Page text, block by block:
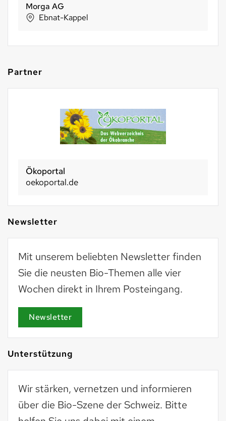
Alternative Bank Schweiz
Olten
Partner
Ökoportal
oekoportal.de
Newsletter
Mit unserem beliebten Newsletter finden
Sie die neusten Bio-Themen alle vier
Wochen direkt in Ihrem Posteingang.
Newsletter
Unterstützung
Wir stärken, vernetzen und informieren
über die Bio-Szene der Schweiz. Bitte